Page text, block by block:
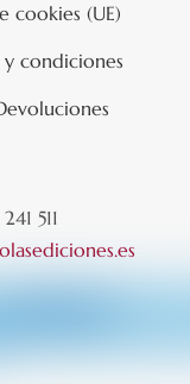
cookies (UE)
condiciones
511